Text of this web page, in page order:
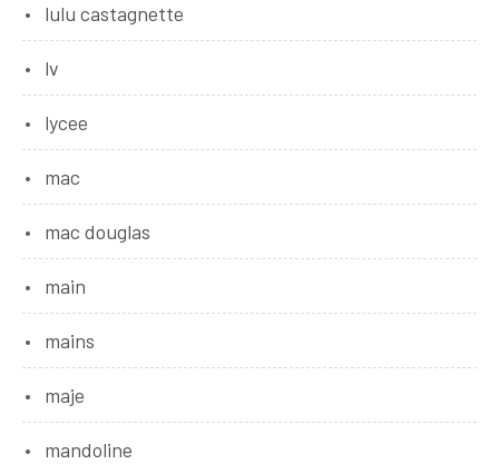
lulu castagnette
lv
lycee
mac
mac douglas
main
mains
maje
mandoline